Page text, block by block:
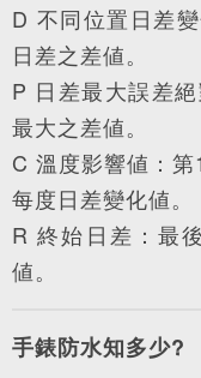
D 不同位置日差
日差之差値。
P 日差最大誤差
最大之差値。
C 溫度影響値：
每度日差變化値。
R 終始日差：最
値。
手錶防水知多少?